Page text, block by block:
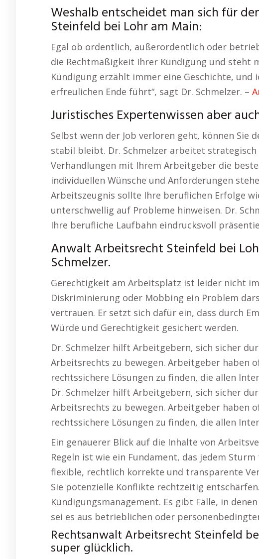
Weshalb entscheidet man sich für
Steinfeld bei Lohr am Main:
Egal ob ordentlich, außerordentlich oder
die Rechtmäßigkeit Ihrer Kündigung und steht
Kündigung erzählt immer eine Geschichte, und
erfreulichen Ende führt“, sagt Dr. Schmelzer. –
Juristisches Expertenwissen aber
Selbst wenn der Job verloren geht, können Sie
stabil bleibt. Dr. Schmelzer arbeitet
Verhandlungen mit Ihrem Arbeitgeber die
individuellen Wünsche und Anforderungen
Arbeitszeugnis sollte Ihre beruflichen Erfolge
unterschwellig auf Probleme hinweisen. Dr.
Ihre berufliche Laufbahn eindrucksvoll
Anwalt Arbeitsrecht Steinfeld bei
Schmelzer.
Gerechtigkeit am Arbeitsplatz ist leider nicht
Diskriminierung oder Mobbing ein Problem
vertrauen. Er setzt sich dafür ein, dass durch
Würde und Gerechtigkeit gesichert werden.
Dr. Schmelzer hilft Arbeitgebern, sich sicher
Arbeitsrechts zu bewegen. Arbeitgeber haben
rechtssichere Lösungen zu finden, die allen
Dr. Schmelzer hilft Arbeitgebern, sich sicher
Arbeitsrechts zu bewegen. Arbeitgeber haben
rechtssichere Lösungen zu finden, die allen
Ein genauerer Blick auf die Inhalte von
Regeln ist wie ein Fundament, das jedem
flexible, rechtlich korrekte und transparente
Sie potenzielle Konflikte rechtzeitig
Kündigungsmanagement. Es gibt Fälle, in
sei es aus betrieblichen oder
Rechtsanwalt Arbeitsrecht Steinfeld
super glücklich.